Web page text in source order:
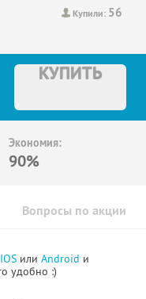
Купили: 56
КУПИТЬ
Экономия:
90%
Вопросы по акции
IOS или Android и
удобно :)